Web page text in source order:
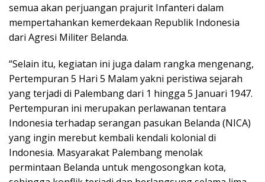
semua akan perjuangan prajurit Infanteri dalam
mempertahankan kemerdekaan Republik Indonesia
dari Agresi Militer Belanda.
“Selain itu, kegiatan ini juga dalam rangka mengenang,
Pertempuran 5 Hari 5 Malam yakni peristiwa sejarah
yang terjadi di Palembang dari 1 hingga 5 Januari 1947.
Pertempuran ini merupakan perlawanan tentara
Indonesia terhadap serangan pasukan Belanda (NICA)
yang ingin merebut kembali kendali kolonial di
Indonesia. Masyarakat Palembang menolak
permintaan Belanda untuk mengosongkan kota,